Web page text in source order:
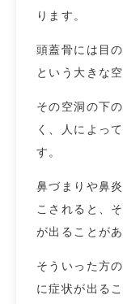
ります。
頭蓋骨には目
という大きな
その空洞の下
く、人によっ
す。
鼻づまりや鼻
こされると、
が出ることが
そういった方
に症状が出る